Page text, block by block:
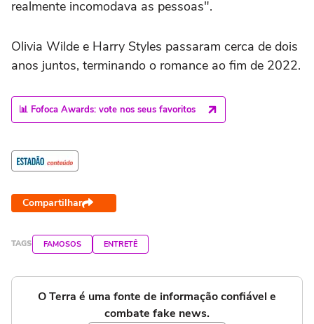
realmente incomodava as pessoas".
Olivia Wilde e Harry Styles passaram cerca de dois
anos juntos, terminando o romance ao fim de 2022.
📊 Fofoca Awards: vote nos seus favoritos
Compartilhar
TAGS FAMOSOS ENTRETÊ
O Terra é uma fonte de informação confiável e
combate fake news.